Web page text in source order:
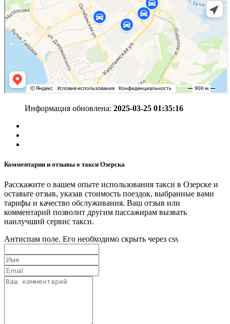
Информация обновлена: 2025-03-25 01:35:16
Комментарии и отзывы о такси Озерска
Расскажите о вашем опыте использования такси в Озерске и
оставьте отзыв, указав стоимость поездок, выбранные вами
тарифы и качество обслуживания. Ваш отзыв или
комментарий позволит другим пассажирам вызвать
наилучший сервис такси.
Антиспам поле. Его необходимо скрыть через css